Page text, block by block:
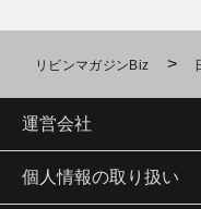
リビンマガジンBiz >
運営会社
個人情報の取り扱い